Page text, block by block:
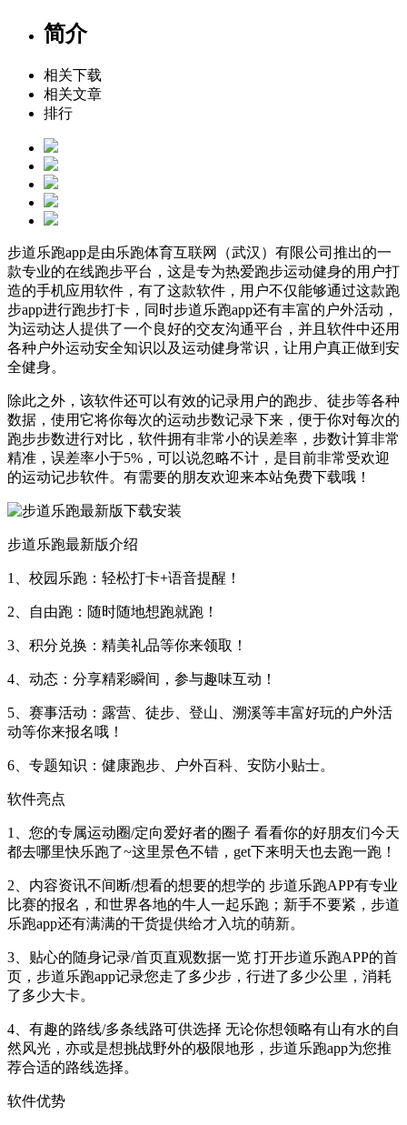
简介
相关下载
相关文章
排行
步道乐跑app是由乐跑体育互联网（武汉）有限公司推出的一
款专业的在线跑步平台，这是专为热爱跑步运动健身的用户打
造的手机应用软件，有了这款软件，用户不仅能够通过这款跑
步app进行跑步打卡，同时步道乐跑app还有丰富的户外活动，
为运动达人提供了一个良好的交友沟通平台，并且软件中还用
各种户外运动安全知识以及运动健身常识，让用户真正做到安
全健身。
除此之外，该软件还可以有效的记录用户的跑步、徒步等各种
数据，使用它将你每次的运动步数记录下来，便于你对每次的
跑步步数进行对比，软件拥有非常小的误差率，步数计算非常
精准，误差率小于5%，可以说忽略不计，是目前非常受欢迎
的运动记步软件。有需要的朋友欢迎来本站免费下载哦！
步道乐跑最新版介绍
1、校园乐跑：轻松打卡+语音提醒！
2、自由跑：随时随地想跑就跑！
3、积分兑换：精美礼品等你来领取！
4、动态：分享精彩瞬间，参与趣味互动！
5、赛事活动：露营、徒步、登山、溯溪等丰富好玩的户外活
动等你来报名哦！
6、专题知识：健康跑步、户外百科、安防小贴士。
软件亮点
1、您的专属运动圈/定向爱好者的圈子 看看你的好朋友们今天
都去哪里快乐跑了~这里景色不错，get下来明天也去跑一跑！
2、内容资讯不间断/想看的想要的想学的 步道乐跑APP有专业
比赛的报名，和世界各地的牛人一起乐跑；新手不要紧，步道
乐跑app还有满满的干货提供给才入坑的萌新。
3、贴心的随身记录/首页直观数据一览 打开步道乐跑APP的首
页，步道乐跑app记录您走了多少步，行进了多少公里，消耗
了多少大卡。
4、有趣的路线/多条线路可供选择 无论你想领略有山有水的自
然风光，亦或是想挑战野外的极限地形，步道乐跑app为您推
荐合适的路线选择。
软件优势